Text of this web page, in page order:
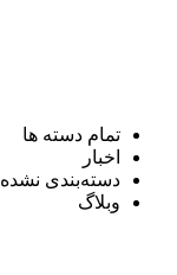
تمام دسته ها
اخبار
دسته‌بندی نشده
وبلاگ